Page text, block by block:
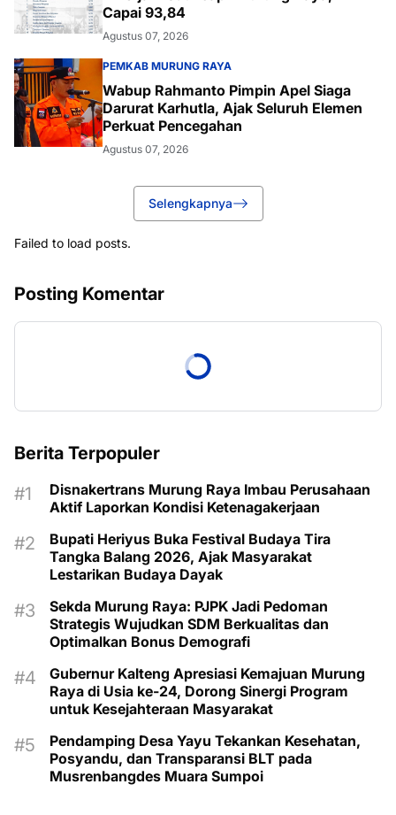
Capai 93,84
Agustus 07, 2026
PEMKAB MURUNG RAYA
Wabup Rahmanto Pimpin Apel Siaga
Darurat Karhutla, Ajak Seluruh Elemen
Perkuat Pencegahan
Agustus 07, 2026
Selengkapnya
Failed to load posts.
Posting Komentar
Berita Terpopuler
Disnakertrans Murung Raya Imbau Perusahaan
Aktif Laporkan Kondisi Ketenagakerjaan
Bupati Heriyus Buka Festival Budaya Tira
Tangka Balang 2026, Ajak Masyarakat
Lestarikan Budaya Dayak
Sekda Murung Raya: PJPK Jadi Pedoman
Strategis Wujudkan SDM Berkualitas dan
Optimalkan Bonus Demografi
Gubernur Kalteng Apresiasi Kemajuan Murung
Raya di Usia ke-24, Dorong Sinergi Program
untuk Kesejahteraan Masyarakat
Pendamping Desa Yayu Tekankan Kesehatan,
Posyandu, dan Transparansi BLT pada
Musrenbangdes Muara Sumpoi